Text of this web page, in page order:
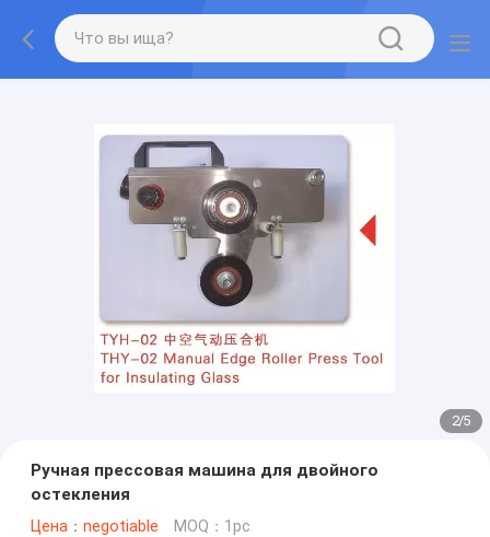
2/5
Ручная прессовая машина для двойного
остекления
Цена：negotiable MOQ：1pc